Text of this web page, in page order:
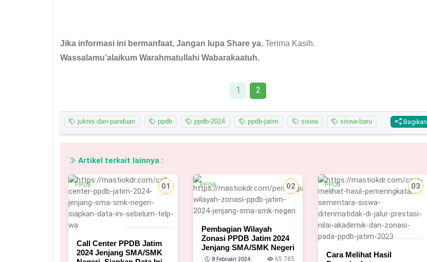
Jika informasi ini bermanfaat, Jangan lupa Share ya, Terima Kasih.
Wassalamu’alaikum Warahmatullahi Wabarakaatuh.
1 2
juknis-dan-panduan ppdb ppdb-2024 ppdb-jatim siswa siswa-baru Bagikan
Artikel terkait lainnya :
01
PPDB
Call Center PPDB Jatim
2024 Jenjang SMA/SMK
8 Februari 2024
02
PPDB
Pembagian Wilayah
Zonasi PPDB Jatim 2024
Jenjang SMA/SMK Negeri
8 Februari 2024 65.785
24 Juni 2023
03
PPDB
Cara Melihat Hasil